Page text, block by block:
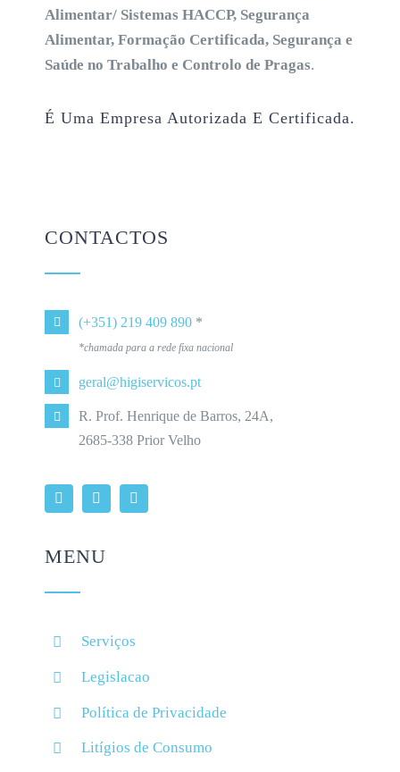
Alimentar/ Sistemas HACCP, Segurança
Alimentar, Formação Certificada, Segurança e
Saúde no Trabalho e Controlo de Pragas.
É Uma Empresa Autorizada E Certificada.
CONTACTOS
(+351) 219 409 890 *
*chamada para a rede fixa nacional
geral@higiservicos.pt
R. Prof. Henrique de Barros, 24A,
2685-338 Prior Velho
MENU
Serviços
Legislacao
Política de Privacidade
Litígios de Consumo